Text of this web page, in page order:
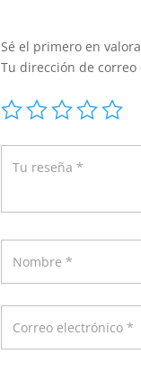
Sé el primero en
Tu dirección de